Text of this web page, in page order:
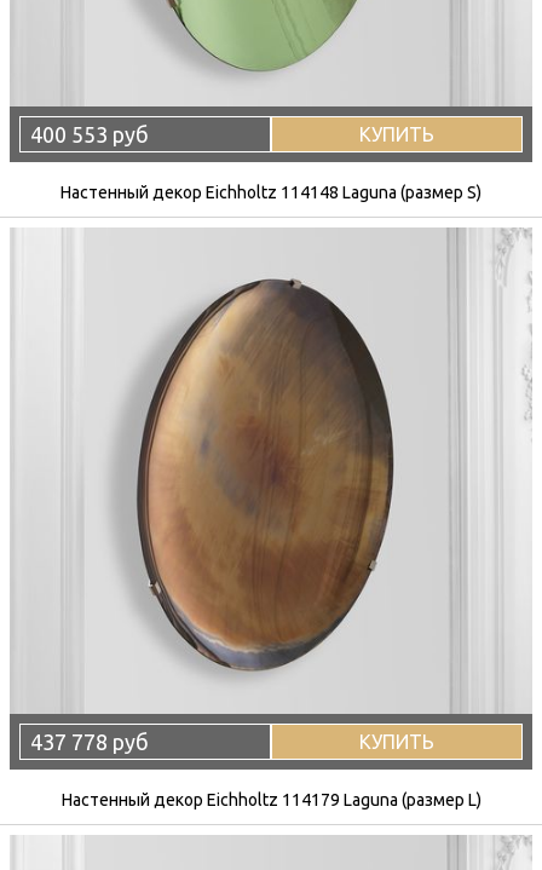
400 553 руб КУПИТЬ
Настенный декор Eichholtz 114148 Laguna (размер S)
437 778 руб КУПИТЬ
Настенный декор Eichholtz 114179 Laguna (размер L)